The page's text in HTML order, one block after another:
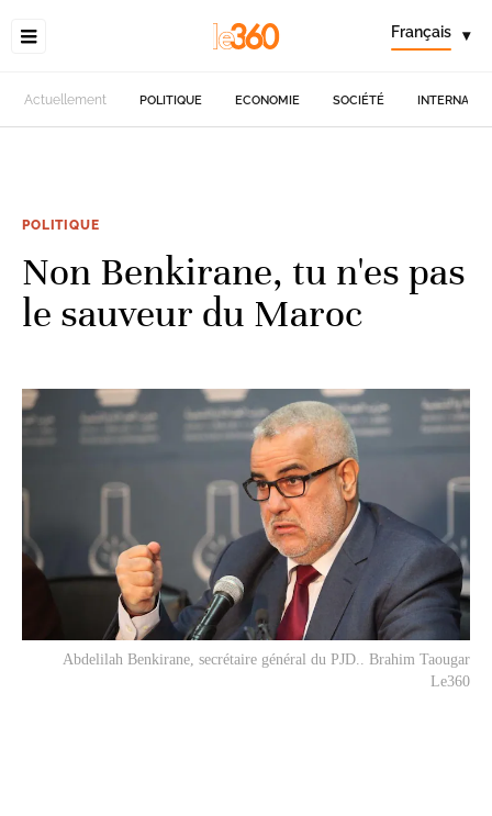
Français ▾
Actuellement POLITIQUE ECONOMIE SOCIÉTÉ
POLITIQUE
Non Benkirane, tu n'es pas
le sauveur du Maroc
Abdelilah Benkirane, secrétaire général du PJD.. Brahim Taougar
Le360